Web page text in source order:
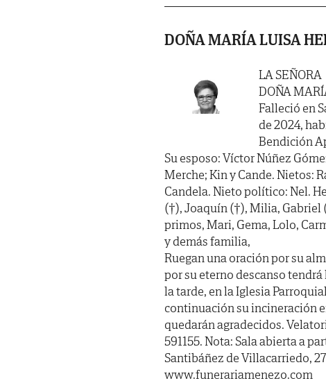
DOÑA MARÍA LUISA
LA SEÑORA
DOÑA
Falleció en
de 2024,
Bendición
Su esposo: Víctor Núñez
Merche; Kin y Cande. Nietos:
Candela. Nieto político: Nel.
(†), Joaquín (†), Milia,
primos, Mari, Gema, Lolo,
y demás familia,
Ruegan una oración por su
por su eterno descanso tendrá
la tarde, en la Iglesia
continuación su incineración
quedarán agradecidos.
591155. Nota: Sala abierta a
Santibáñez de Villacarriedo,
www.funerariamenezo.com